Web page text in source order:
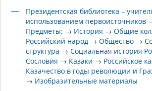
Президентская библиотека –
использованием первоисточников
Предметы: → История →Общие
Российский народ →Общество →
структура →Социальная история
Сословия → Казаки → Российское
Казачество в годы революции и
→ Изобразительные материалы